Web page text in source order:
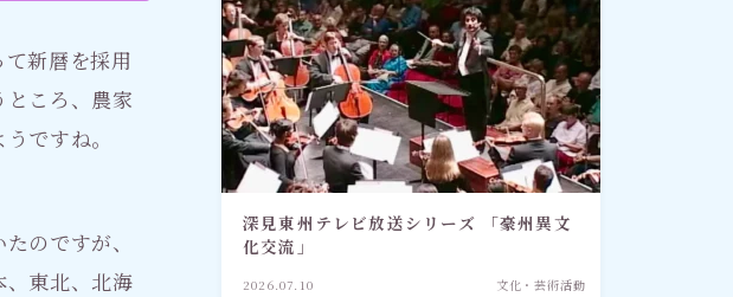
新暦を採用
ころ、農家
ですね。
のですが、
東北、北海
深見東州テレビ放送シリーズ 「豪州異文
化交流」
2026.07.10 文化・芸術活動